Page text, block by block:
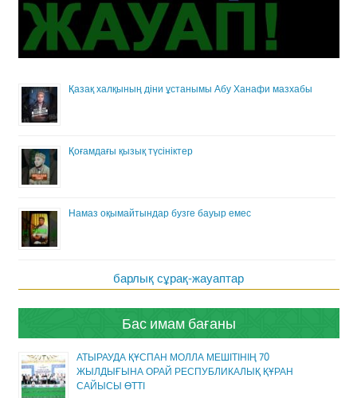
Қазақ халқының діни ұстанымы Абу Ханафи мазхабы
Қоғамдағы қызық түсініктер
Намаз оқымайтындар бузге бауыр емес
барлық сұрақ-жауаптар
Бас имам бағаны
АТЫРАУДА ҚҰСПАН МОЛЛА МЕШІТІНІҢ 70
ЖЫЛДЫҒЫНА ОРАЙ РЕСПУБЛИКАЛЫҚ ҚҰРАН
САЙЫСЫ ӨТТІ